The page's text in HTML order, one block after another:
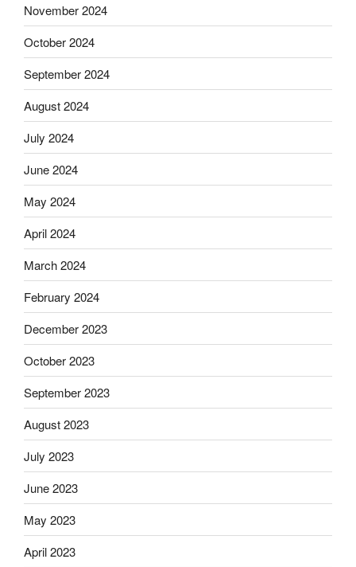
November 2024
October 2024
September 2024
August 2024
July 2024
June 2024
May 2024
April 2024
March 2024
February 2024
December 2023
October 2023
September 2023
August 2023
July 2023
June 2023
May 2023
April 2023